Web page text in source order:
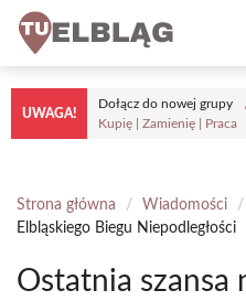
Przejdź
treści
UWAGA!
Dołącz do nowej grupy
Kupię | Zamienię | Praca
Strona główna / Wiadomości /
Elbląskiego Biegu Niepodległości
Ostatnia szansa